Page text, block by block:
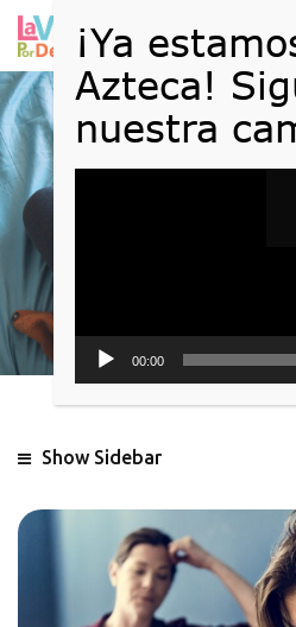
Show Sidebar
00:00